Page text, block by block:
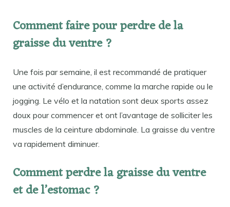
Comment faire pour perdre de la
graisse du ventre ?
Une fois par semaine, il est recommandé de pratiquer
une activité d’endurance, comme la marche rapide ou le
jogging. Le vélo et la natation sont deux sports assez
doux pour commencer et ont l’avantage de solliciter les
muscles de la ceinture abdominale. La graisse du ventre
va rapidement diminuer.
Comment perdre la graisse du ventre
et de l’estomac ?